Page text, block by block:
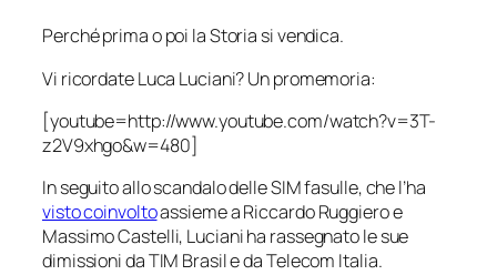
Perché prima o poi la Storia si vendica.
Vi ricordate Luca Luciani? Un promemoria:
[youtube=http://www.youtube.com/watch?v=3T-
z2V9xhgo&w=480]
In seguito allo scandalo delle SIM fasulle, che l’ha
visto coinvoltoassieme a Riccardo Ruggiero e
Massimo Castelli, Luciani ha rassegnato le sue
dimissioni da TIM Brasil e da Telecom Italia.